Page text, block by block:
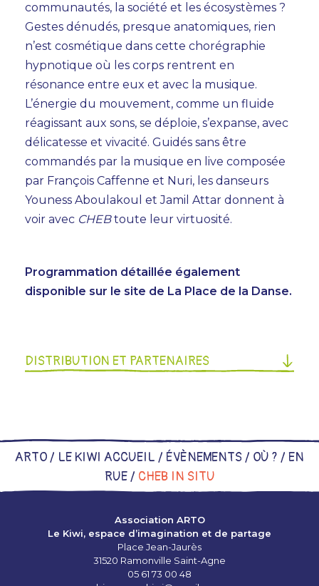
communautés, la société et les écosystèmes ?
Gestes dénudés, presque anatomiques, rien
n’est cosmétique dans cette chorégraphie
hypnotique où les corps rentrent en
résonance entre eux et avec la musique.
L’énergie du mouvement, comme un fluide
réagissant aux sons, se déploie, s’expanse, avec
délicatesse et vivacité. Guidés sans être
commandés par la musique en live composée
par François Caffenne et Nuri, les danseurs
Youness Aboulakoul et Jamil Attar donnent à
voir avec CHEBtoute leur virtuosité.
Programmation détaillée également
disponible sur le site de La Place de la Danse.
DISTRIBUTION ET PARTENAIRES
ARTO / LE KIWI ACCUEIL / ÉVÈNEMENTS / OÙ ? / EN
RUE/ CHEB IN SITU
Association ARTO
Le Kiwi, espace d’imagination et de partage
Place Jean-Jaurès
31520 Ramonville Saint-Agne
05 61 73 00 48